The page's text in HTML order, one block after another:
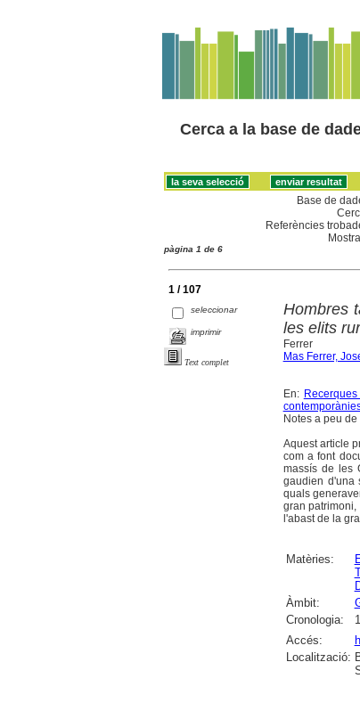
Cerca a la base de
Base de
Referències
pàgina 1 de 6
1 / 107
seleccionar
imprimir
Text complet
Hombres
les elits
Ferrer
Mas Ferrer,
En:
Notes a peu
Aquest article
com a font
massís de les
gaudien d'una
quals
gran
l'abast de la
Matèries:
Àmbit:
Cronologia:
Accés:
Localització: